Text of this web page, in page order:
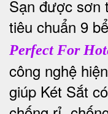
Sạn được sơn
tiêu chuẩn 9 bể
Perfect For
công nghệ
giúp Két Sắt